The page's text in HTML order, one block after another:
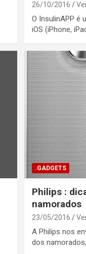
26/10/2016
O InsulinAPP é
iOS (iPhone,
.GADGETS
Philips :
namorados
23/05/2016
A Philips nos
dos